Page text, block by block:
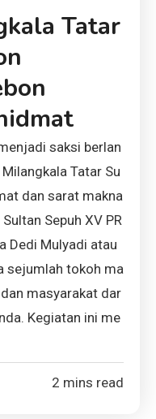
Tatar
saksi berlan
Tatar Su
dan sarat makna
Sepuh XV PR
Dedi Mulyadi atau
sejumlah tokoh ma
masyarakat dar
Kegiatan ini me
2 mins read